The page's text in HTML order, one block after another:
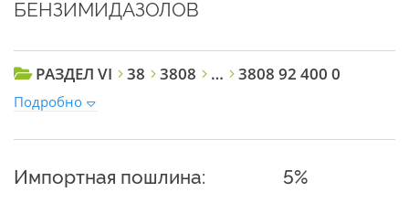
БЕНЗИМИДАЗОЛОВ
РАЗДЕЛ VI 38 3808 … 3808 92 400 0
Подробно
Импортная пошлина: 5%